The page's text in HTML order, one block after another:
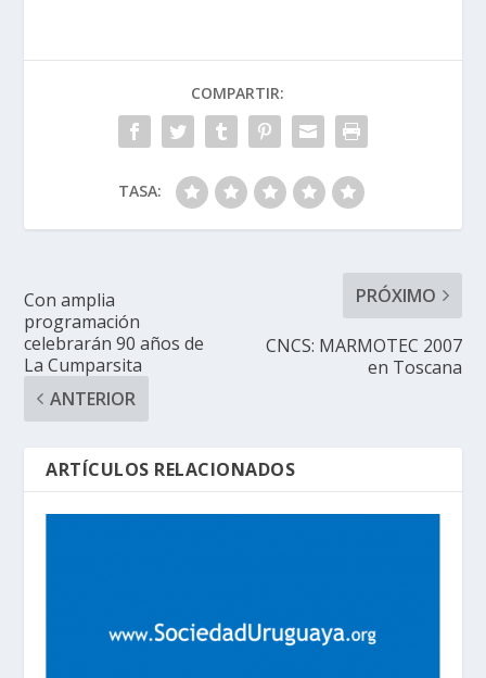
COMPARTIR:
TASA:
Con amplia
programación
celebrarán 90 años de
La Cumparsita
ANTERIOR
PRÓXIMO
CNCS: MARMOTEC 2007
en Toscana
ARTÍCULOS RELACIONADOS